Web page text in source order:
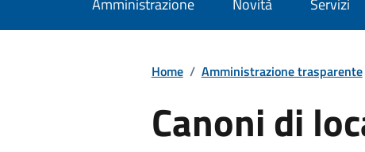
Amministrazione Novità Servizi
Home / Amministrazione trasparente
Canoni di